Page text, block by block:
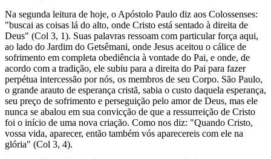
Na segunda leitura de hoje, o Apóstolo Paulo diz aos Colossenses:
"buscai as coisas lá do alto, onde Cristo está sentado à direita de
Deus" (Col 3, 1). Suas palavras ressoam com particular força aqui,
ao lado do Jardim do Getsêmani, onde Jesus aceitou o cálice de
sofrimento em completa obediência à vontade do Pai, e onde, de
acordo com a tradição, ele subiu para a direita do Pai para fazer
perpétua intercessão por nós, os membros de seu Corpo. São Paulo,
o grande arauto de esperança cristã, sabia o custo daquela esperança,
seu preço de sofrimento e perseguição pelo amor de Deus, mas ele
nunca se abalou em sua convicção de que a ressurreição de Cristo
foi o início de uma nova criação. Como nos diz: "Quando Cristo,
vossa vida, aparecer, então também vós aparecereis com ele na
glória" (Col 3, 4).